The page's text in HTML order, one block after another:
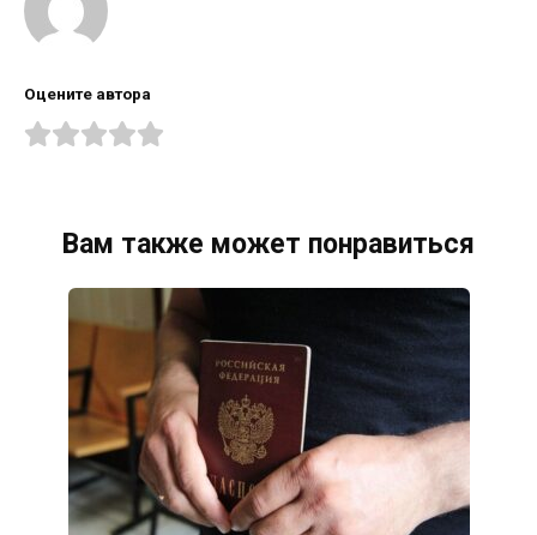
Оцените автора
Вам также может понравиться